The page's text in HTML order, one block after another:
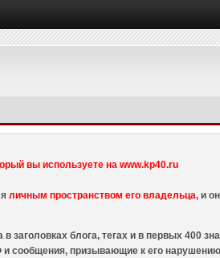
вы используете на www.kp40.ru
личным пространством его владельца, и
блога, тегах и в первых 400
сообщения, призывающие к его нарушению